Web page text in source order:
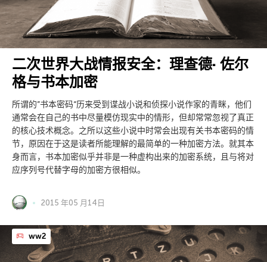
二次世界大战情报安全：理查德· 佐尔
格与书本加密
所谓的”书本密码“历来受到谍战小说和侦探小说作家的青眯，他们
通常会在自己的书中尽量模仿现实中的情形，但却常常忽视了真正
的核心技术概念。之所以这些小说中时常会出现有关书本密码的情
节，原因在于这是读者所能理解的最简单的一种加密方法。就其本
身而言，书本加密似乎并非是一种虚构出来的加密系统，且与将对
应序列号代替字母的加密方很相似。
2015 年05 月14日
ww2